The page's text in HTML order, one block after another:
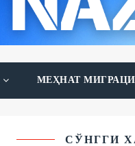
МЕҲНАТ
СЎНГГИ